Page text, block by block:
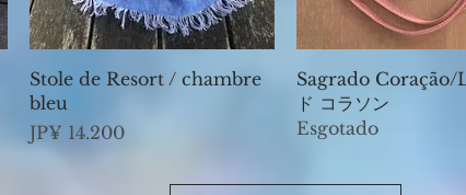
Visualização rápida
Stole de Resort / chambre
bleu
Preço
JP¥ 14.200
Visualização
Sagrado Coração/
ド コラソン
Esgotado